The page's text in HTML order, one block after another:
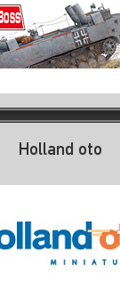
Holland oto